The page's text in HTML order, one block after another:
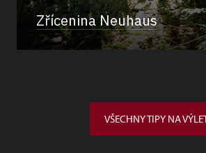
Zřícenina Neuhaus
VŠECHNY TIPY NA